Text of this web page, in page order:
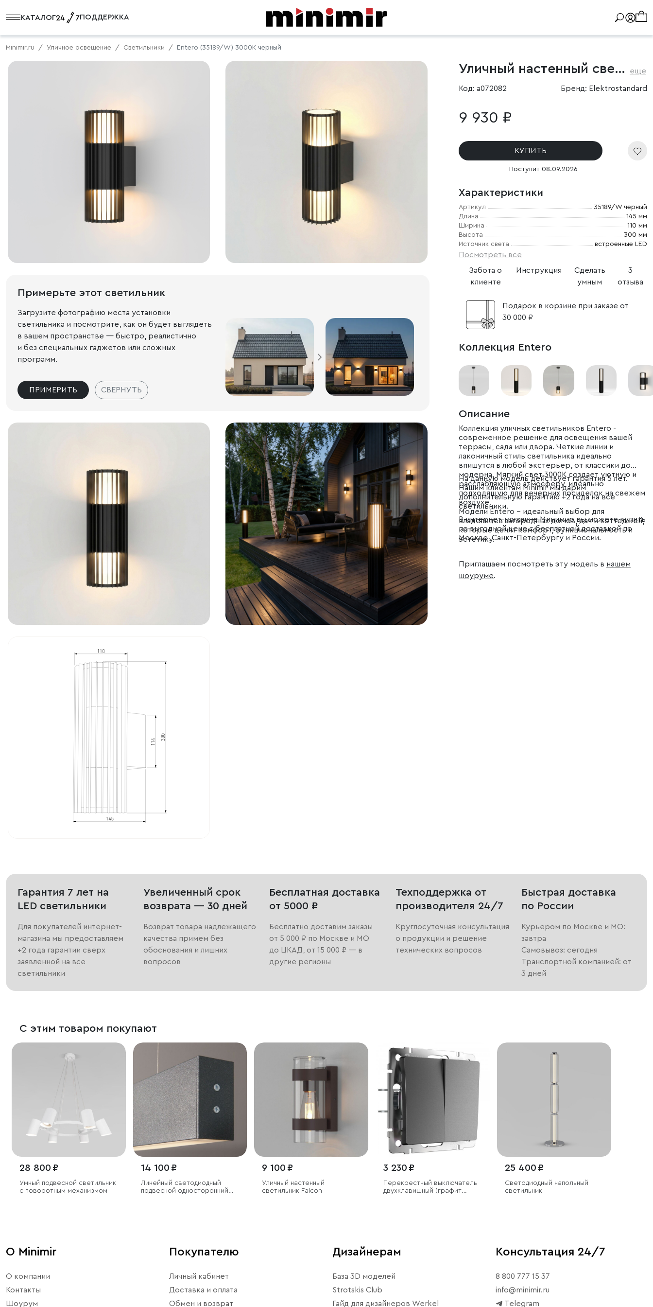
КАТАЛОГ ПОДДЕРЖКА
Minimir.ru Уличное освещение Светильники Entero (35189/W) 3000K черный
Примерьте этот светильник
Загрузите фотографию места установки
светильника и посмотрите, как он будет выглядеть
в вашем пространстве — быстро, реалистично
и без специальных гаджетов или сложных
программ.
ПРИМЕРИТЬ СВЕРНУТЬ
Уличный настенный светильник Entero (35189/W) 3000K черный еще
Код: a072082 Бренд: Elektrostandard
9 930 ₽
КУПИТЬ
Поступит 08.09.2026
Характеристики
Артикул
35189/W черный
Длина
145 мм
Ширина
110 мм
Высота
300 мм
Источник света
встроенные LED
Посмотреть все
Забота о
клиенте
Инструкция
Сделать
умным
3
отзыва
Подарок в корзине при заказе от
30 000 ₽
Коллекция Entero
Описание
Коллекция уличных светильников Entero -
современное решение для освещения вашей
террасы, сада или двора. Четкие линии и
лаконичный стиль светильника идеально
впишутся в любой экстерьер, от классики до
модерна. Мягкий свет 3000K создает уютную и
расслабляющую атмосферу, идеально
подходящую для вечерних посиделок на свежем
воздухе.
Модели Entero – идеальный выбор для
владельцев загородных домов, дач и коттеджей,
которые ценят комфорт, функциональность и
эстетику.
На данную модель действует гарантия 5 лет.
Нашим клиентам Minimir мы дарим
дополнительную гарантию +2 года на все
светильники.
В интернет-магазине Минимир вы можете купить
по выгодной цене с бесплатной доставкой по
Москве, Санкт-Петербургу и России.
Приглашаем посмотреть эту модель в нашем
шоуруме.
Гарантия 7 лет на
LED светильники
Для покупателей интернет-
магазина мы предоставляем
+2 года гарантии сверх
заявленной на все
светильники
Увеличенный срок
возврата — 30 дней
Возврат товара надлежащего
качества примем без
обоснования и лишних
вопросов
Бесплатная доставка
от 5000 ₽
Бесплатно доставим заказы
от 5 000 ₽ по Москве и МО
до ЦКАД, от 15 000 ₽ — в
другие регионы
Техподдержка от
производителя 24/7
Круглосуточная консультация
о продукции и решение
технических вопросов
Быстрая доставка
по России
Курьером по Москве и МО:
завтра
Самовывоз: сегодня
Транспортной компанией: от
3 дней
С этим товаром покупают
28 800 ₽
Умный подвесной светильник
с поворотным механизмом
14 100 ₽
Линейный светодиодный
подвесной односторонний
9 100 ₽
Уличный настенный
светильник Falcon
3 230 ₽
Перекрестный выключатель
двухклавишный (графит
25 400 ₽
Светодиодный напольный
светильник
О Minimir
О компании
Контакты
Шоурум
Покупателю
Личный кабинет
Доставка и оплата
Обмен и возврат
Дизайнерам
База 3D моделей
Strotskis Club
Гайд для дизайнеров Werkel
Консультация 24/7
8 800 777 15 37
info@minimir.ru
Telegram